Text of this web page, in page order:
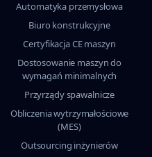
Automatyka przemysłowa
Biuro konstrukcyjne
Certyfikacja CE maszyn
Dostosowanie maszyn do
wymagań minimalnych
Przyrządy spawalnicze
Obliczenia wytrzymałościowe
(MES)
Outsourcing inżynierów